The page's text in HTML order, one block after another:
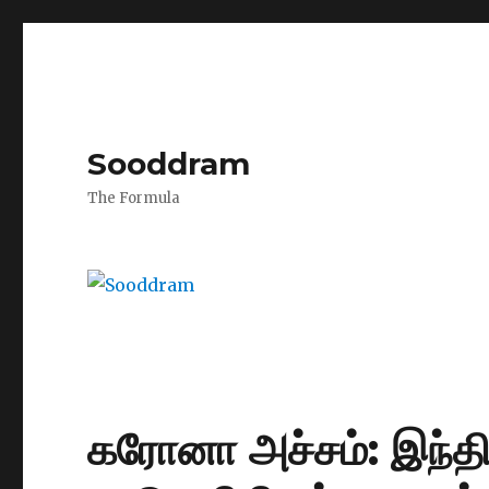
Sooddram
The Formula
கரோனா அச்சம்: